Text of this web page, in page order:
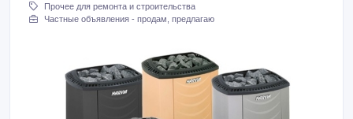
Прочее для ремонта и строительства
Частные объявления - продам, предлагаю